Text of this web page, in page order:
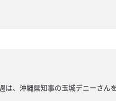
、沖縄県知事の玉城デニーさん